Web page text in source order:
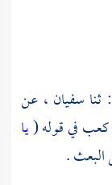
سفيان ، عن
كعبفي قوله (يا
البعث .